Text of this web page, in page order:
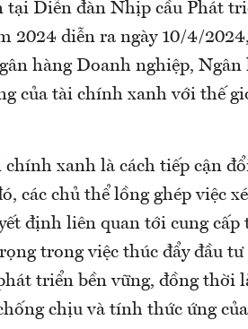
tại Diễn đàn Nhịp cầu Phát
2024 diễn ra ngày 10/4/
hàng Doanh nghiệp,
của tài chính xanh với thế
chính xanh là cách tiếp cận
các chủ thể lồng ghép việc
định liên quan tới cung
trong việc thúc đẩy đầu
triển bền vững, đồng thời
chịu và tính thức ứng